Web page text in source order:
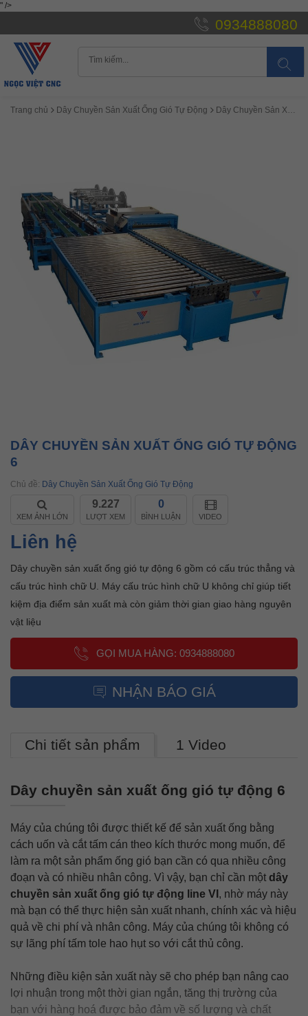
" />
0934888080
Trang chủ Dây Chuyền Sản Xuất Ống Gió Tự Động Dây Chuyền Sản Xuất Ống Gió Tự Động 6
DÂY CHUYỀN SẢN XUẤT ỐNG GIÓ TỰ ĐỘNG
6
Chủ đề: Dây Chuyền Sản Xuất Ống Gió Tự Động
XEM ẢNH LỚN
9.227
LƯỢT XEM
0
BÌNH LUẬN VIDEO
Liên hệ
Dây chuyền sản xuất ống gió tự động 6 gồm có cấu trúc thẳng và
cấu trúc hình chữ U. Máy cấu trúc hình chữ U không chỉ giúp tiết
kiệm địa điểm sản xuất mà còn giảm thời gian giao hàng nguyên
vật liệu
GỌI MUA HÀNG: 0934888080
NHẬN BÁO GIÁ
Chi tiết sản phẩm 1 Video
Dây chuyền sản xuất ống gió tự động 6
Máy của chúng tôi được thiết kế để sản xuất ống bằng
cách uốn và cắt tấm cán theo kích thước mong muốn, để
làm ra một sản phẩm ống gió bạn cần có qua nhiều công
đoạn và có nhiều nhân công. Vì vậy, bạn chỉ cần một dây
chuyền sản xuất ống gió tự động line VI , nhờ máy này
mà bạn có thể thực hiện sản xuất nhanh, chính xác và hiệu
quả về chi phí và nhân công. Máy của chúng tôi không có
sự lãng phí tấm tole hao hụt so với cắt thủ công.
Những điều kiện sản xuất này sẽ cho phép bạn nâng cao
lợi nhuận trong một thời gian ngắn, tăng thị trường của
bạn với hàng hoá được bảo đảm về số lượng và chất